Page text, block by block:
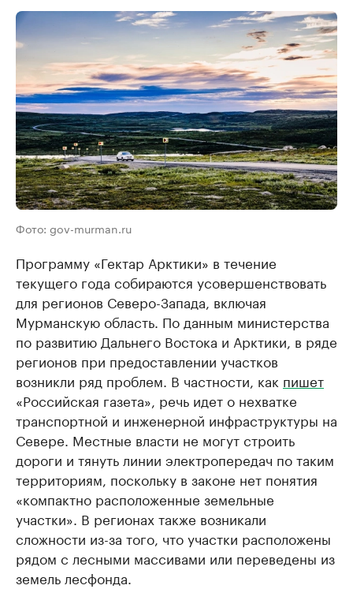
Фото: gov-murman.ru
Программу «Гектар Арктики» в течение
текущего года собираются усовершенствовать
для регионов Северо-Запада, включая
Мурманскую область. По данным министерства
по развитию Дальнего Востока и Арктики, в ряде
регионов при предоставлении участков
возникли ряд проблем. В частности, как пишет
«Российская газета», речь идет о нехватке
транспортной и инженерной инфраструктуры на
Севере. Местные власти не могут строить
дороги и тянуть линии электропередач по таким
территориям, поскольку в законе нет понятия
«компактно расположенные земельные
участки». В регионах также возникали
сложности из-за того, что участки расположены
рядом с лесными массивами или переведены из
земель лесфонда.